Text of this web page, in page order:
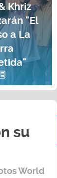
Khriz
"El
a La
su
World